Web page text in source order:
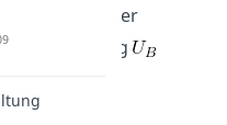
, und der